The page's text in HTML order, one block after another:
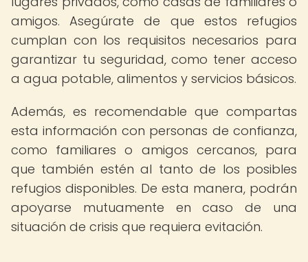
amigos. Asegúrate de que estos refugios
cumplan con los requisitos necesarios para
garantizar tu seguridad, como tener acceso
a agua potable, alimentos y servicios básicos.
Además, es recomendable que compartas
esta información con personas de confianza,
como familiares o amigos cercanos, para
que también estén al tanto de los posibles
refugios disponibles. De esta manera, podrán
apoyarse mutuamente en caso de una
situación de crisis que requiera evitación.